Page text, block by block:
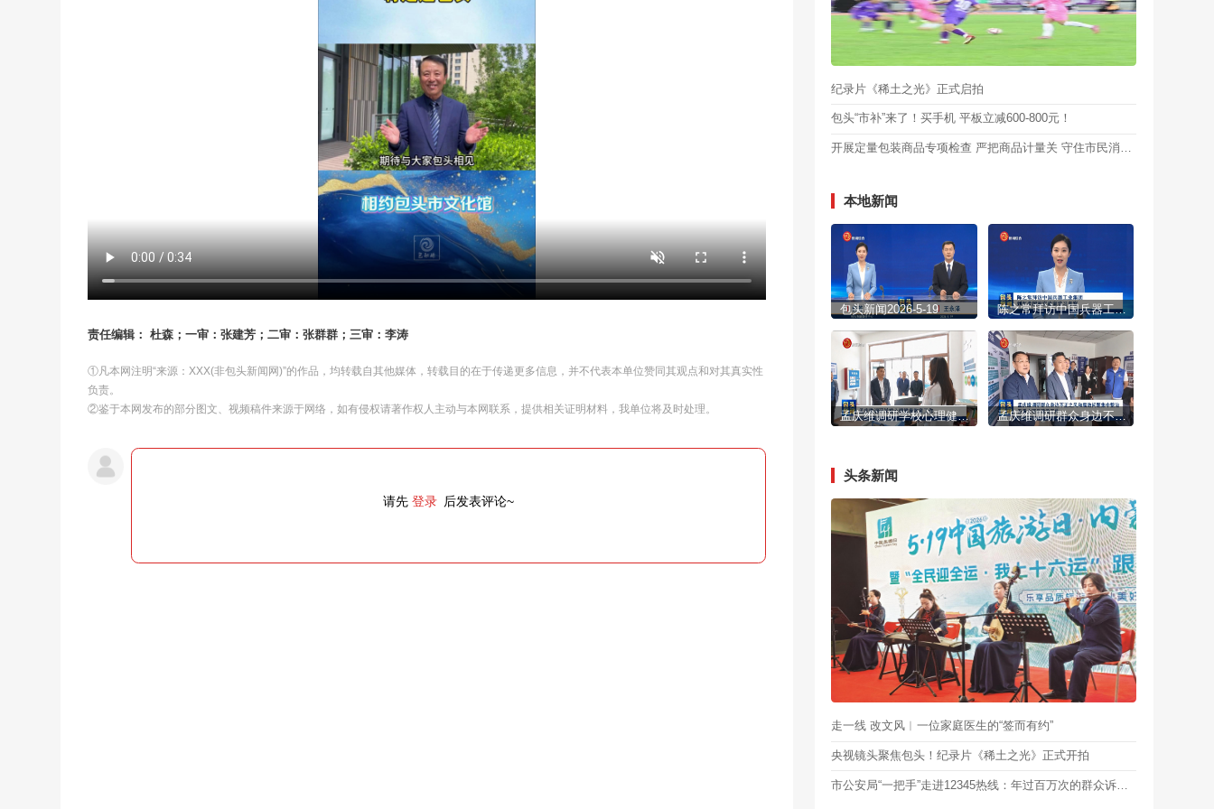
责任编辑： 杜森；一审：张建芳；二审：张群群；三审：李涛
①凡本网注明“来源：XXX(非包头新闻网)”的作品，均转载自其他媒体，转载目的在于传递更多信息，并不代表本单位赞同其观点和对其真实性
负责。
②鉴于本网发布的部分图文、视频稿件来源于网络，如有侵权请著作权人主动与本网联系，提供相关证明材料，我单位将及时处理。
请先 登录 后发表评论~
纪录片《稀土之光》正式启拍
包头“市补”来了！买手机 平板立减600-800元！
开展定量包装商品专项检查 严把商品计量关 守住市民消费钱袋子
本地新闻
包头新闻2026-5-19 陈之常拜访中国兵器工业集团 到怀柔国家实验室学习考察
孟庆维调研学校心理健康教育工作 孟庆维调研群众身边不正之风和腐败问题集中整治及重大项目建设工作
头条新闻
走一线 改文风︱一位家庭医生的“签而有约”
央视镜头聚焦包头！纪录片《稀土之光》正式开拍